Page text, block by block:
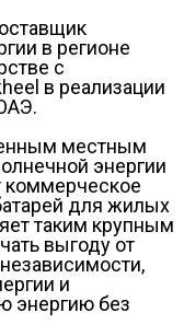
в регионе
с
в реализации
местным
энергии
коммерческое
для жилых
таким крупным
выгоду от
и
энергию без